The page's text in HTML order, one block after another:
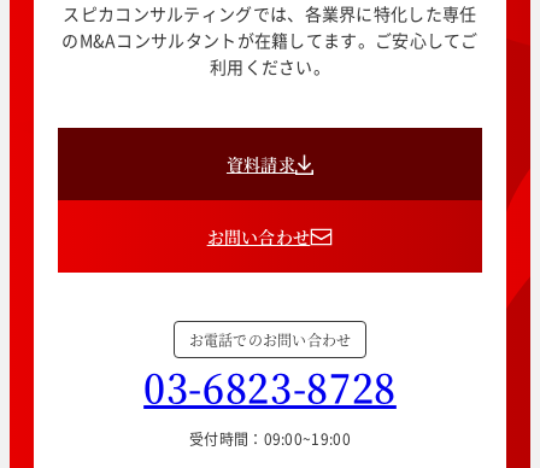
スピカコンサルティングでは、各業界に特化した専任
のM&Aコンサルタントが在籍してます。ご安心してご
利用ください。
資料請求
お問い合わせ
お電話でのお問い合わせ
03-6823-8728
受付時間：09:00~19:00